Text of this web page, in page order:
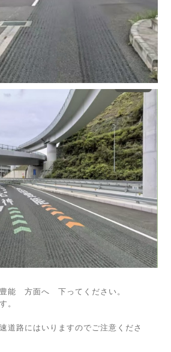
能 方面へ 下ってください。
。
道路にはいりますのでご注意くださ